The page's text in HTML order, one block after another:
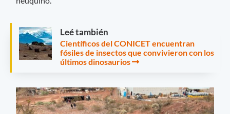
Leé también
Científicos del CONICET encuentran
fósiles de insectos que convivieron con los
últimos dinosaurios